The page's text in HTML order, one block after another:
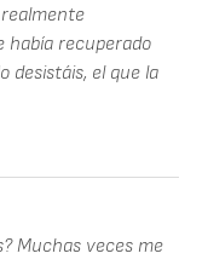
había recuperado
desistáis, el que la
Muchas veces me